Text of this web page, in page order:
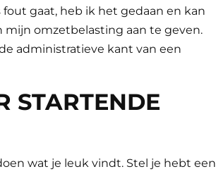
gaat, heb ik het gedaan en kan
mijn omzetbelasting aan te geven.
administratieve kant van een
STARTENDE
wat je leuk vindt. Stel je hebt een